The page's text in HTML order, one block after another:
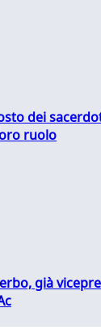
dei
ruolo
già